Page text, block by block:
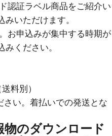
認証ラベル商品をご紹介い
いただけます。
お申込みが集中する時期が
ください。
料別）
い。着払いでの発送とな
物のダウンロード